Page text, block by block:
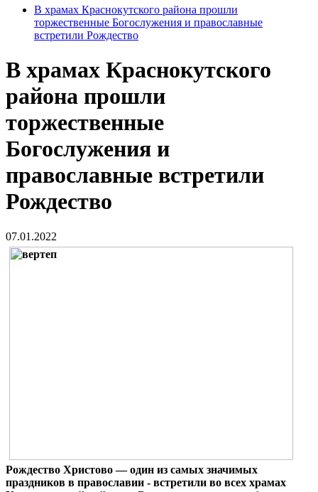
В храмах Краснокутского района прошли
торжественные Богослужения и православные
встретили Рождество
В храмах Краснокутского
района прошли
торжественные
Богослужения и
православные встретили
Рождество
07.01.2022
Рождество Христово — один из самых значимых
праздников в православии - встретили во всех храмах